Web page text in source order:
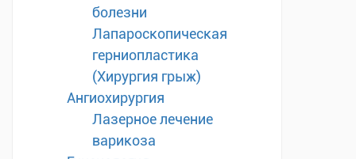
болезни
Лапароскопическая
герниопластика
(Хирургия грыж)
Ангиохирургия
Лазерное лечение
варикоза